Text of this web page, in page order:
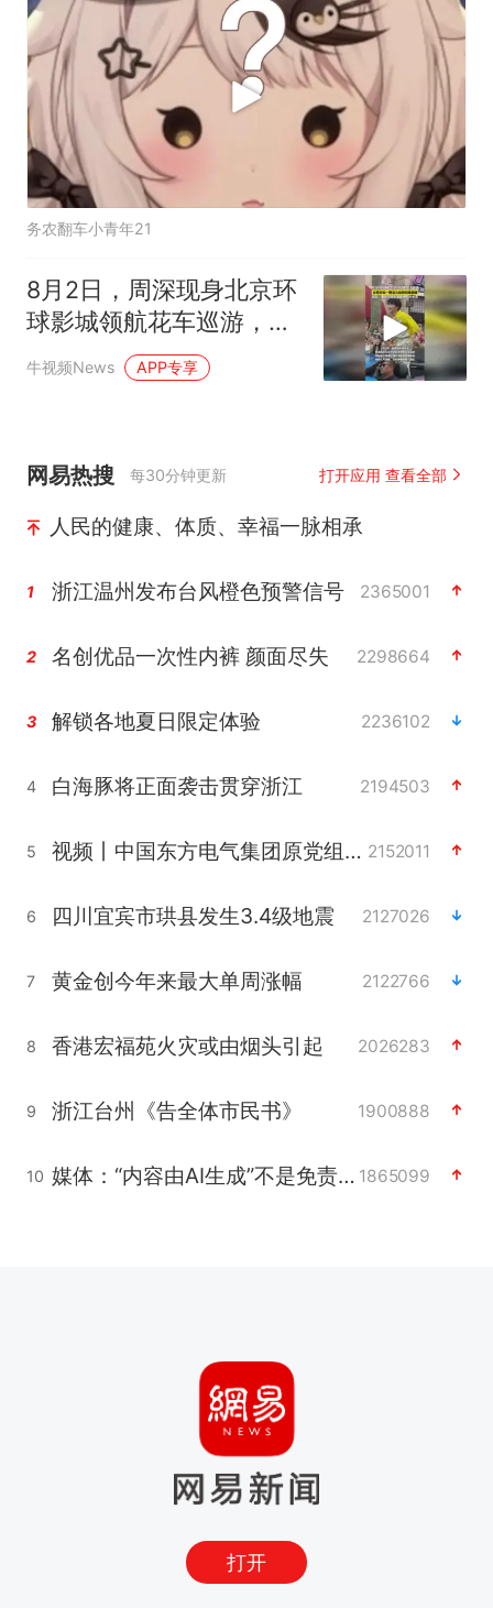
务农翻车小青年21
8月2日，周深现身北京环
球影城领航花车巡游，全
程宛如一颗活力四射的“跳
跳糖”
牛视频News APP专享
网易热搜 每30分钟更新 打开应用 查看全部
人民的健康、体质、幸福一脉相承
1 浙江温州发布台风橙色预警信号 2365001
2 名创优品一次性内裤 颜面尽失 2298664
3 解锁各地夏日限定体验 2236102
4 白海豚将正面袭击贯穿浙江 2194503
5 视频丨中国东方电气集团原党组副书记、董事宋致远被查 2152011
6 四川宜宾市珙县发生3.4级地震 2127026
7 黄金创今年来最大单周涨幅 2122766
8 香港宏福苑火灾或由烟头引起 2026283
9 浙江台州《告全体市民书》 1900888
10 媒体：“内容由AI生成”不是免责盾牌 1865099
打开